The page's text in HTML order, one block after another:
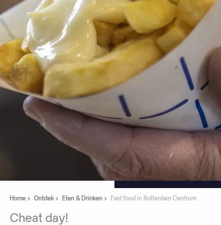
Home Ontdek Eten & Drinken Fast food in Rotterdam Centrum
Cheat day!